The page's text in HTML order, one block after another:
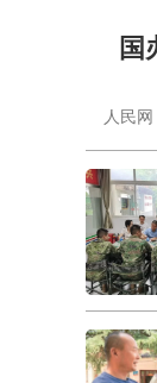
国
人民网